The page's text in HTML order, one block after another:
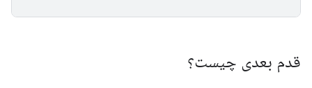
قدم بعدی چیست؟